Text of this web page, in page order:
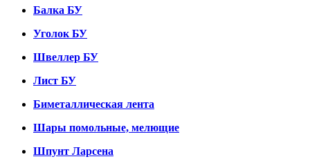
Балка БУ
Уголок БУ
Швеллер БУ
Лист БУ
Биметаллическая лента
Шары помольные, мелющие
Шпунт Ларсена